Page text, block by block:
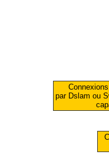
par Dslam ou